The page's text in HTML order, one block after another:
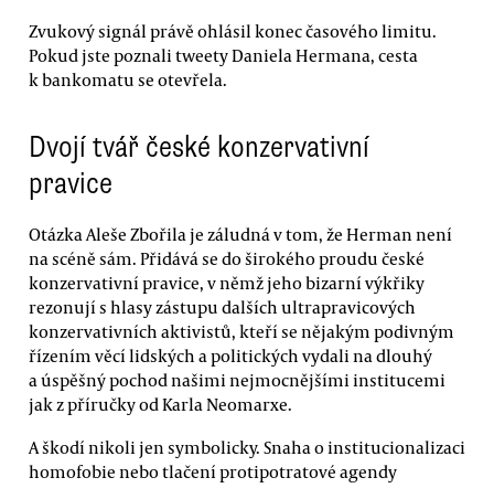
Zvukový signál právě ohlásil konec časového limitu.
Pokud jste poznali tweety Daniela Hermana, cesta
k bankomatu se otevřela.
Dvojí tvář české konzervativní
pravice
Otázka Aleše Zbořila je záludná v tom, že Herman není
na scéně sám. Přidává se do širokého proudu české
konzervativní pravice, v němž jeho bizarní výkřiky
rezonují s hlasy zástupu dalších ultrapravicových
konzervativních aktivistů, kteří se nějakým podivným
řízením věcí lidských a politických vydali na dlouhý
a úspěšný pochod našimi nejmocnějšími institucemi
jak z příručky od Karla Neomarxe.
A škodí nikoli jen symbolicky. Snaha o institucionalizaci
homofobie nebo tlačení protipotratové agendy